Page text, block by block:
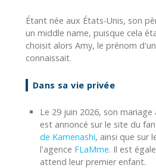
Étant née aux États-Unis, son
un middle name, puisque cela
choisit alors Amy, le prénom
connaissait.
Dans sa vie privée
Le 29 juin 2026, son mariage
est annoncé sur le site du
de Kamenashi, ainsi que sur
l'agence FLaMme. Il est
attend leur premier enfant.